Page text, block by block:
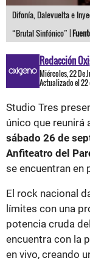
Difonía, Dalevuelta e
“Brutal Sinfónico” |
Redacción
Miércoles, 22 De
Actualizado el 22
Studio Tres
único que reunirá
sábado 26 de
Anfiteatro del
se encuentran en
El rock nacional
límites con una
potencia cruda
encuentra con la
en vivo, creando